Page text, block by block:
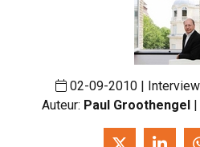
02-09-2010 |
Auteur: Paul Groothengel |